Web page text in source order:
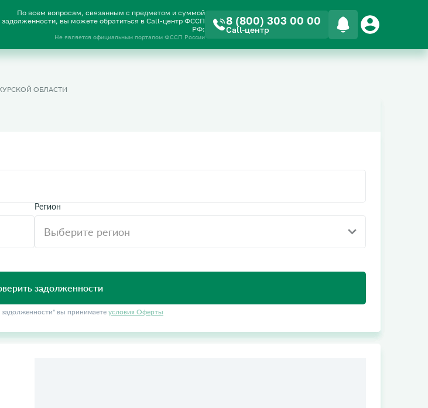
По всем вопросам, связанным с предметом и суммой
задолженности, вы можете обратиться в Call-центр ФССП
РФ:
Не является официальным порталом ФССП России
8 (800) 303 00 00
Call-центр
ОБЛАСТИ
Регион
задолженности
вы принимаете условия Оферты